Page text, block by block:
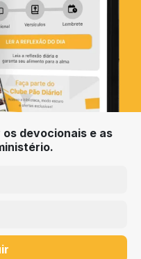
devocionais e as